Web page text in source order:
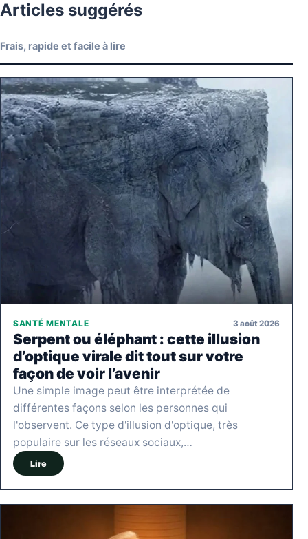
Articles suggérés
Frais, rapide et facile à lire
SANTÉ MENTALE 3 août 2026
Serpent ou éléphant : cette illusion
d’optique virale dit tout sur votre
façon de voir l’avenir
Une simple image peut être interprétée de
différentes façons selon les personnes qui
l'observent. Ce type d'illusion d'optique, très
populaire sur les réseaux sociaux,…
Lire